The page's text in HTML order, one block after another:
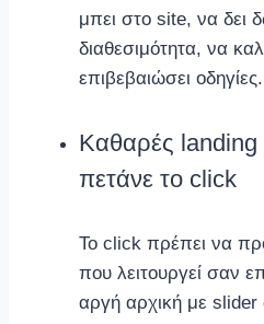
μπει στο site, να δει
διαθεσιμότητα, να
επιβεβαιώσει οδηγίες.
Καθαρές
πετάνε το click
Το click πρέπει να
που λειτουργεί σαν
αργή αρχική με